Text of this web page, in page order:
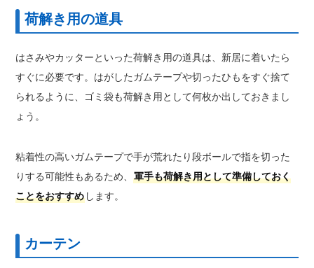
荷解き用の道具
はさみやカッターといった荷解き用の道具は、新居に着いたら
すぐに必要です。はがしたガムテープや切ったひもをすぐ捨て
られるように、ゴミ袋も荷解き用として何枚か出しておきまし
ょう。
粘着性の高いガムテープで手が荒れたり段ボールで指を切った
りする可能性もあるため、軍手も荷解き用として準備しておく
ことをおすすめ します。
カーテン